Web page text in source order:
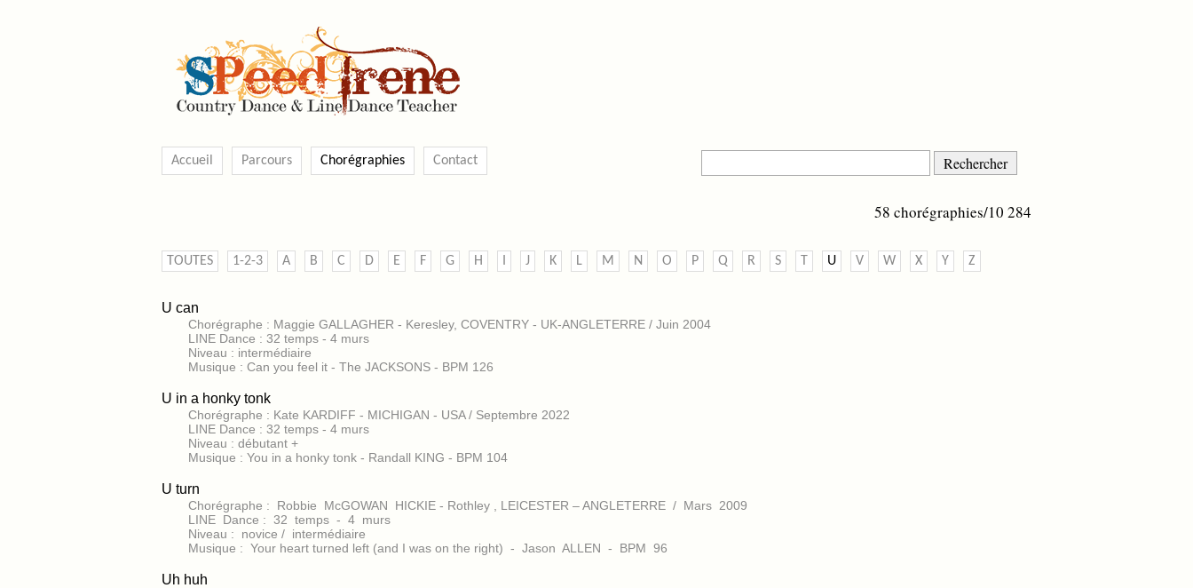
Accueil Parcours Chorégraphies Contact
58 chorégraphies/10 284
TOUTES 1-2-3 A B C D E F G H J K L M N O P Q R S U V W X Y Z
U can
Chorégraphe : Maggie GALLAGHER - Keresley, COVENTRY - UK-ANGLETERRE / Juin 2004
LINE Dance : 32 temps - 4 murs
Niveau : intermédiaire
Musique : Can you feel it - The JACKSONS - BPM 126
U in a honky tonk
Chorégraphe : Kate KARDIFF - MICHIGAN - USA / Septembre 2022
LINE Dance : 32 temps - 4 murs
Niveau : débutant +
Musique : You in a honky tonk - Randall KING - BPM 104
U turn
Chorégraphe : Robbie McGOWAN HICKIE - Rothley , LEICESTER – ANGLETERRE / Mars 2009
LINE Dance : 32 temps - 4 murs
Niveau : novice / intermédiaire
Musique : Your heart turned left (and I was on the right) - Jason ALLEN - BPM 96
Uh huh